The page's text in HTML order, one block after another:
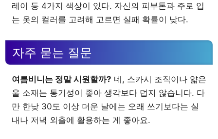
레이 등 4가지 색상이 있다. 자신의 피부톤과 주로 입
는 옷의 컬러를 고려해 고르면 실패 확률이 낮다.
자주 묻는 질문
여름비니는 정말 시원할까? 네, 스카시 조직이나 얇은
울 소재는 통기성이 좋아 생각보다 덥지 않습니다. 다
만 한낮 30도 이상 더운 날에는 오래 쓰기보다는 실
내나 저녁 외출에 활용하는 게 좋아요.